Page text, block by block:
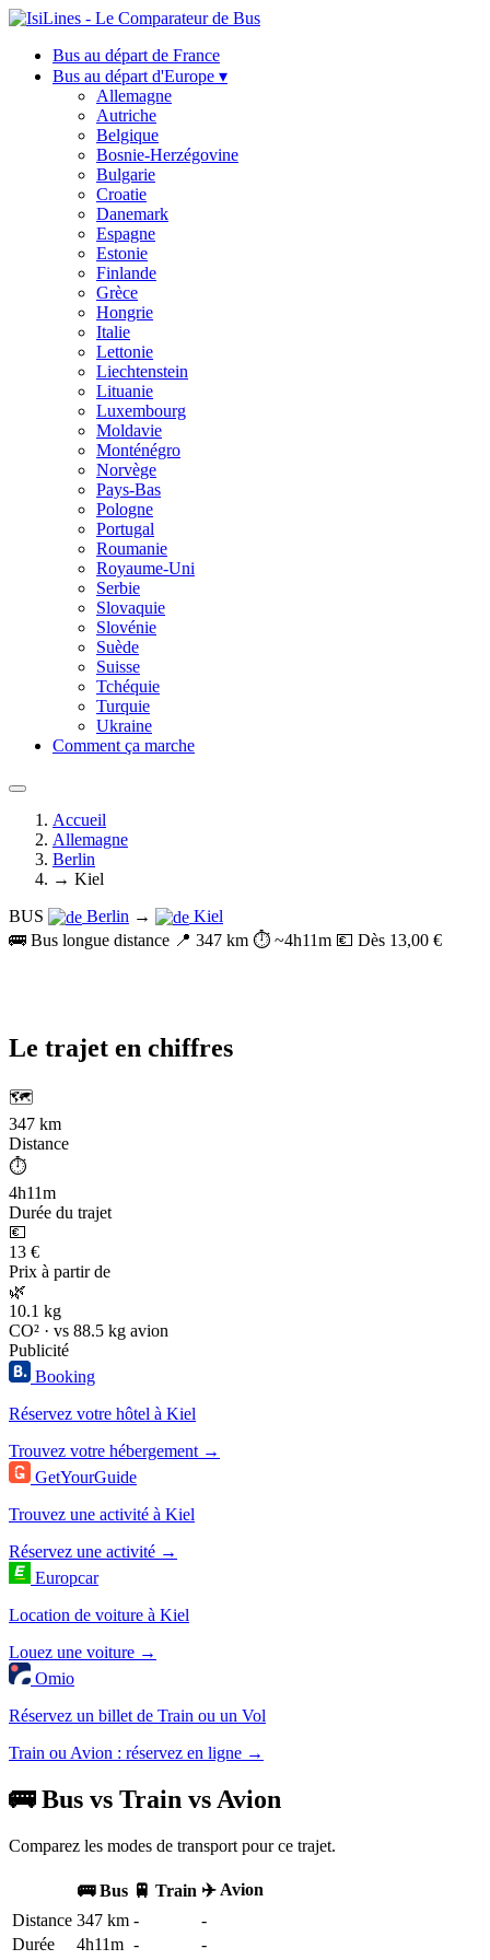
Bus au départ de France
Bus au départ d'Europe ▾
Allemagne
Autriche
Belgique
Bosnie-Herzégovine
Bulgarie
Croatie
Danemark
Espagne
Estonie
Finlande
Grèce
Hongrie
Italie
Lettonie
Liechtenstein
Lituanie
Luxembourg
Moldavie
Monténégro
Norvège
Pays-Bas
Pologne
Portugal
Roumanie
Royaume-Uni
Serbie
Slovaquie
Slovénie
Suède
Suisse
Tchéquie
Turquie
Ukraine
Comment ça marche
Accueil
Allemagne
Berlin
→ Kiel
BUS
Berlin →
Kiel
🚌 Bus longue distance 📍 347 km ⏱️ ~4h11m 💶 Dès 13,00 €
Le trajet en chiffres
🗺️
347 km
Distance
⏱️
4h11m
Durée du trajet
💶
13 €
Prix à partir de
🌿
10.1 kg
CO² · vs 88.5 kg avion
Publicité
Booking
Réservez votre hôtel à Kiel
Trouvez votre hébergement →
GetYourGuide
Trouvez une activité à Kiel
Réservez une activité →
Europcar
Location de voiture à Kiel
Louez une voiture →
Omio
Réservez un billet de Train ou un Vol
Train ou Avion : réservez en ligne →
🚌 Bus vs Train vs Avion
Comparez les modes de transport pour ce trajet.
🚌 Bus 🚆 Train ✈️ Avion
Distance 347 km -
-
Durée
4h11m -
-